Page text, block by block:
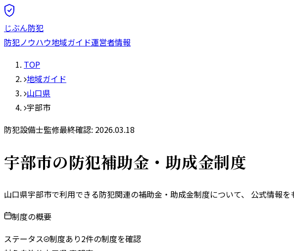
じぶん防犯
防犯ノウハウ地域ガイド運営者情報
TOP
地域ガイド
山口県
宇部市
防犯設備士監修最終確認: 2026.03.18
宇部市の防犯補助金・助成金制度
山口県宇部市で利用できる防犯関連の補助金・助成金制度について、 公式情報を
制度の概要
ステータス 制度あり2件の制度を確認